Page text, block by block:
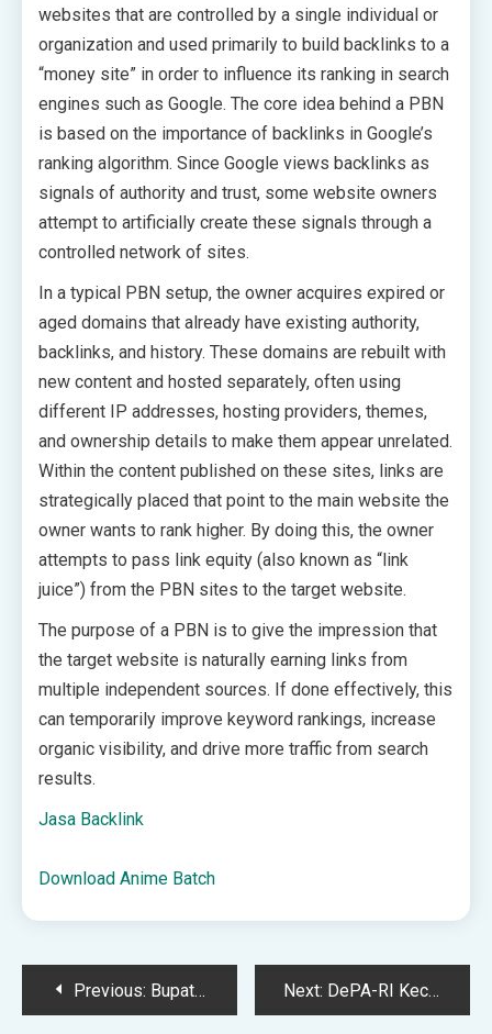
websites that are controlled by a single individual or
organization and used primarily to build backlinks to a
“money site” in order to influence its ranking in search
engines such as Google. The core idea behind a PBN
is based on the importance of backlinks in Google’s
ranking algorithm. Since Google views backlinks as
signals of authority and trust, some website owners
attempt to artificially create these signals through a
controlled network of sites.
In a typical PBN setup, the owner acquires expired or
aged domains that already have existing authority,
backlinks, and history. These domains are rebuilt with
new content and hosted separately, often using
different IP addresses, hosting providers, themes,
and ownership details to make them appear unrelated.
Within the content published on these sites, links are
strategically placed that point to the main website the
owner wants to rank higher. By doing this, the owner
attempts to pass link equity (also known as “link
juice”) from the PBN sites to the target website.
The purpose of a PBN is to give the impression that
the target website is naturally earning links from
multiple independent sources. If done effectively, this
can temporarily improve keyword rankings, increase
organic visibility, and drive more traffic from search
results.
Jasa Backlink
Download Anime Batch
PostPrevious: Bupati Sukabumi Buka Bersama Dengan Penyintas Bencana Next: DePA-RI Kecam Serangan Terhadap Aktivis HAM Andrie Yunus